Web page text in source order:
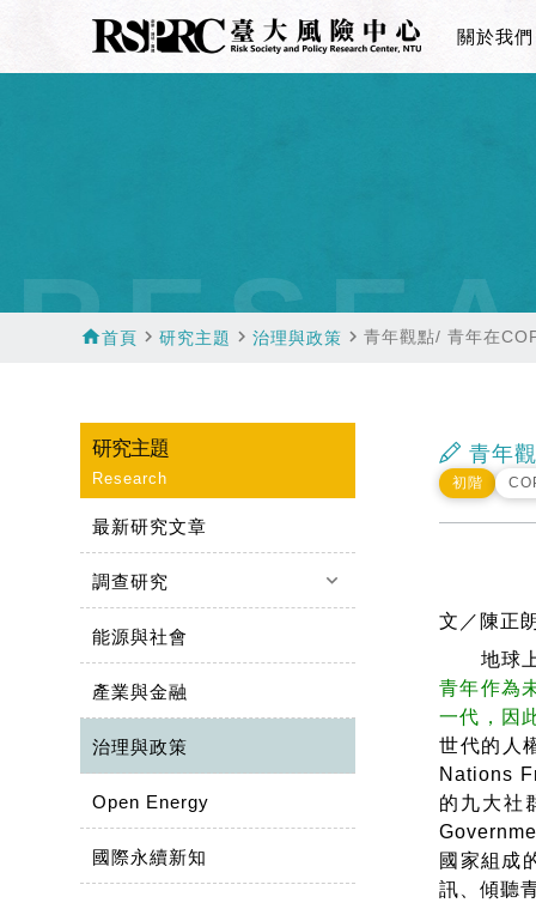
關於我們
home首頁 navigate_next研究主題 navigate_next治理與政策 navigate_next青年觀點/ 青年在
研究主題
Research
最新研究文章
調查研究 keyboard_arrow_down
能源與社會
產業與金融
治理與政策
Open Energy
國際永續新知
青年
初階
文／陳正
地球上
青年作為
一代，因
世代的人
Nations
的九大社
國家組成
訊、傾聽